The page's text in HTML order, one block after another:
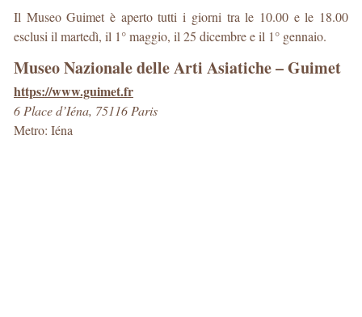
Il Museo Guimet è aperto tutti i giorni tra le 10.00 e le 18.00
esclusi il martedì, il 1° maggio, il 25 dicembre e il 1° gennaio.
Museo Nazionale delle Arti Asiatiche – Guimet
https://www.guimet.fr
6 Place d’Iéna, 75116 Paris
Metro: Iéna